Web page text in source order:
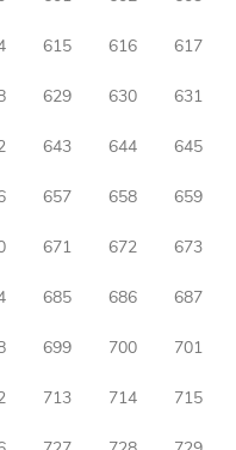
615 616 617
629 630 631
643 644 645
657 658 659
671 672 673
685 686 687
699 700 701
713 714 715